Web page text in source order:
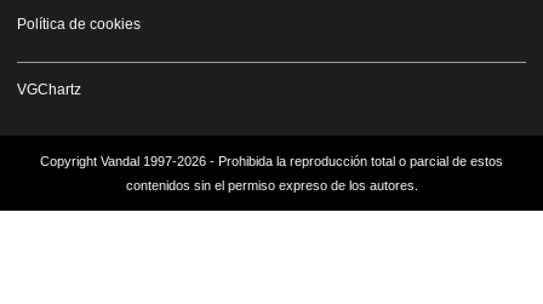
Política de cookies
VGChartz
Copyright Vandal 1997-2026 - Prohibida la reproducción total o parcial de estos
contenidos sin el permiso expreso de los autores.